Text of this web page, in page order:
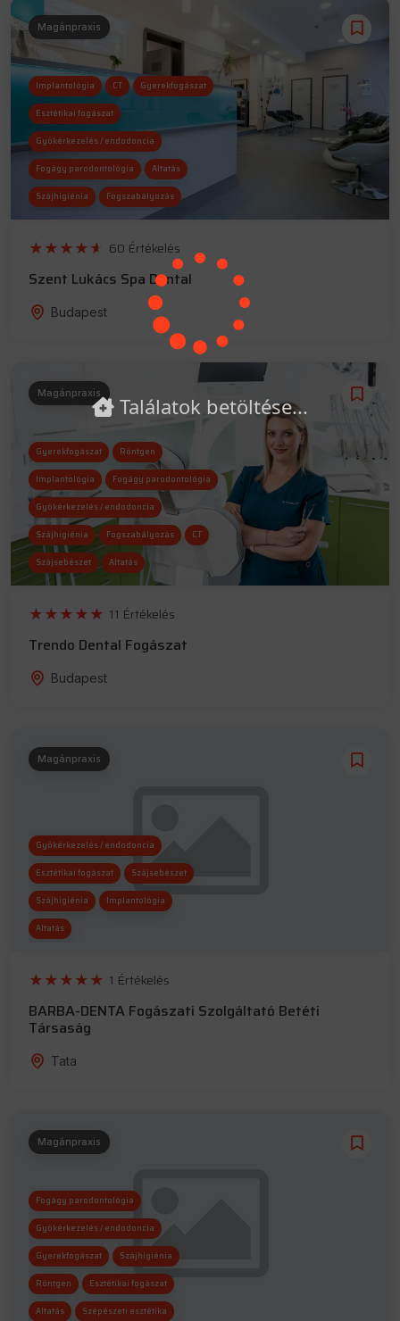
Magánpraxis
Implantológia CT Gyerekfogászat
Esztétikai fogászat
Gyökérkezelés / endodoncia
Fogágy parodontológia Altatás
Szájhigiénia Fogszabályozás
60 Értékelés
Szent Lukács Spa Dental
Budapest
Magánpraxis
Gyerekfogászat Röntgen
Implantológia Fogágy parodontológia
Gyökérkezelés / endodoncia
Szájhigiénia Fogszabályozás CT
Szájsebészet Altatás
11 Értékelés
Trendo Dental Fogászat
Budapest
Magánpraxis
Gyökérkezelés / endodoncia
Esztétikai fogászat Szájsebészet
Szájhigiénia Implantológia
Altatás
1 Értékelés
BARBA-DENTA Fogászati Szolgáltató Betéti
Társaság
Tata
Magánpraxis
Fogágy parodontológia
Gyökérkezelés / endodoncia
Gyerekfogászat Szájhigiénia
Röntgen Esztétikai fogászat
Altatás Szépészeti esztétika
Találatok betöltése...